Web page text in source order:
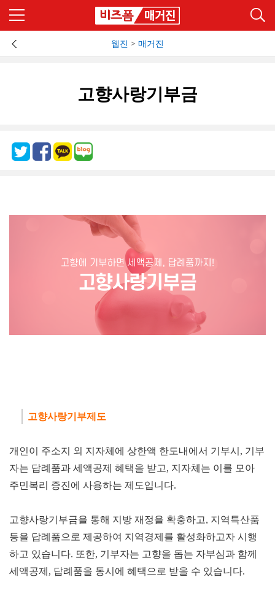
웹진 > 매거진
고향사랑기부금
고향사랑기부제도
개인이 주소지 외 지자체에 상한액 한도내에서 기부시, 기부
자는 답례품과 세액공제 혜택을 받고, 지자체는 이를 모아
주민복리 증진에 사용하는 제도입니다.
고향사랑기부금을 통해 지방 재정을 확충하고, 지역특산품
등을 답례품으로 제공하여 지역경제를 활성화하고자 시행
하고 있습니다. 또한, 기부자는 고향을 돕는 자부심과 함께
세액공제, 답례품을 동시에 혜택으로 받을 수 있습니다.